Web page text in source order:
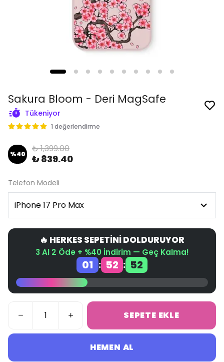
Sakura Bloom - Deri MagSafe
Tükeniyor
1 değerlendirme
%40 ₺ 1,399.00
₺ 839.40
Telefon Modeli
🔥 HERKES SEPETİNİ DOLDURUYOR
3 Al 2 Öde + %40 İndirim — Geç Kalma!
01 : 52 : 51
SEPETE EKLE
HEMEN AL